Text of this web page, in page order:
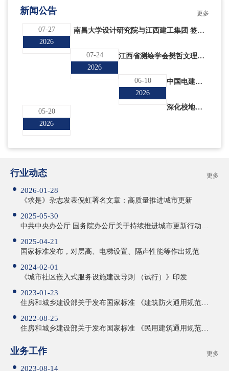
新闻公告 更多
07-27
2026
南昌大学设计研究院与江西建工集团 签署战略合作协议
07-24
2026
江西省测绘学会樊哲文理事长一行到访我院开展座谈交流
06-10
2026
中国电建集团江西省电力设计院有限公司副总经理曹小群一行到访我院开展座谈交流
05-20
2026
深化校地融合 赋能城市更新发展
行业动态 更多
2026-01-28
《求是》杂志发表倪虹署名文章：高质量推进城市更新
2025-05-30
中共中央办公厅 国务院办公厅关于持续推进城市更新行动的意见
2025-04-21
国家标准发布，对层高、电梯设置、隔声性能等作出规范
2024-02-01
《城市社区嵌入式服务设施建设导则 （试行）》印发
2023-01-23
住房和城乡建设部关于发布国家标准 《建筑防火通用规范》的公告
2022-08-25
住房和城乡建设部关于发布国家标准 《民用建筑通用规范》的公告
业务工作 更多
2023-08-14